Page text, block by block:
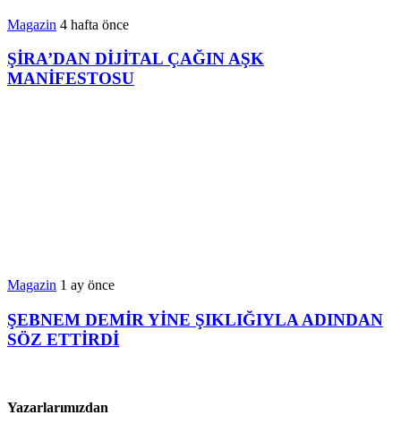
Magazin 4 hafta önce
ŞİRA’DAN DİJİTAL ÇAĞIN AŞK
MANİFESTOSU
Magazin 1 ay önce
ŞEBNEM DEMİR YİNE ŞIKLIĞIYLA ADINDAN
SÖZ ETTİRDİ
Yazarlarımızdan